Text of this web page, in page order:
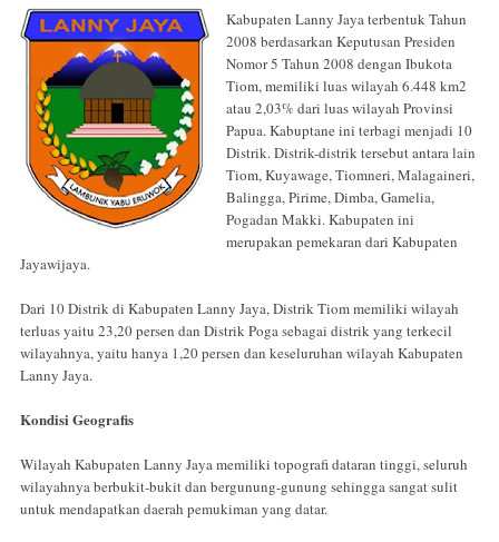
Kabupaten Lanny Jaya terbentuk Tahun
2008 berdasarkan Keputusan Presiden
Nomor 5 Tahun 2008 dengan Ibukota
Tiom, memiliki luas wilayah 6.448 km2
atau 2,03% dari luas wilayah Provinsi
Papua. Kabuptane ini terbagi menjadi 10
Distrik. Distrik-distrik tersebut antara lain
Tiom, Kuyawage, Tiomneri, Malagaineri,
Balingga, Pirime, Dimba, Gamelia,
Pogadan Makki. Kabupaten ini
merupakan pemekaran dari Kabupaten
Jayawijaya.
Dari 10 Distrik di Kabupaten Lanny Jaya, Distrik Tiom memiliki wilayah
terluas yaitu 23,20 persen dan Distrik Poga sebagai distrik yang terkecil
wilayahnya, yaitu hanya 1,20 persen dan keseluruhan wilayah Kabupaten
Lanny Jaya.
Kondisi Geografis
Wilayah Kabupaten Lanny Jaya memiliki topografi dataran tinggi, seluruh
wilayahnya berbukit-bukit dan bergunung-gunung sehingga sangat sulit
untuk mendapatkan daerah pemukiman yang datar.